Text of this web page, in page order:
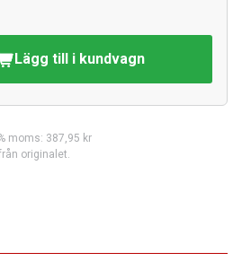
Lägg till i kundvagn
moms: 387,95 kr
originalet.